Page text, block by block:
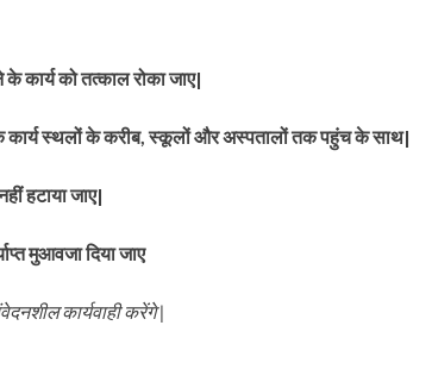
कार्य को तत्काल रोका जाए|
स्थलों के करीब,स्कूलों और अस्पतालों तक पहुंच के साथ|
हटाया जाए|
मुआवजा दिया जाए
कार्यवाही करेंगे |